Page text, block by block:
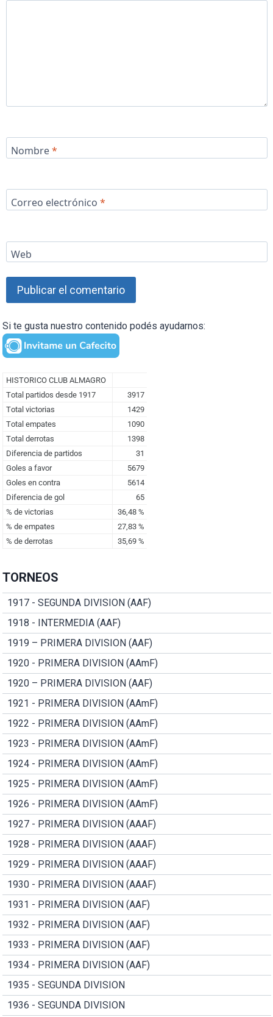
Nombre*
Correo electrónico *
Web
Si te gusta nuestro contenido podés ayudarnos:
TORNEOS
1917 - SEGUNDA DIVISION (AAF)
1918 - INTERMEDIA (AAF)
1919 – PRIMERA DIVISION (AAF)
1920 - PRIMERA DIVISION (AAmF)
1920 – PRIMERA DIVISION (AAF)
1921 - PRIMERA DIVISION (AAmF)
1922 - PRIMERA DIVISION (AAmF)
1923 - PRIMERA DIVISION (AAmF)
1924 - PRIMERA DIVISION (AAmF)
1925 - PRIMERA DIVISION (AAmF)
1926 - PRIMERA DIVISION (AAmF)
1927 - PRIMERA DIVISION (AAAF)
1928 - PRIMERA DIVISION (AAAF)
1929 - PRIMERA DIVISION (AAAF)
1930 - PRIMERA DIVISION (AAAF)
1931 - PRIMERA DIVISION (AAF)
1932 - PRIMERA DIVISION (AAF)
1933 - PRIMERA DIVISION (AAF)
1934 - PRIMERA DIVISION (AAF)
1935 - SEGUNDA DIVISION
1936 - SEGUNDA DIVISION